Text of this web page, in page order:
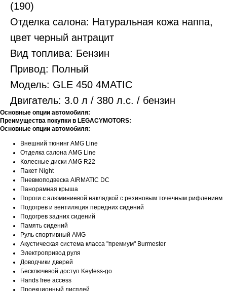
(190)
Отделка салона: Натуральная кожа наппа,
цвет черный антрацит
Вид топлива: Бензин
Привод: Полный
Модель: GLE 450 4MATIC
Двигатель: 3.0 л / 380 л.с. / бензин
Основные опции автомобиля:
Преимущества покупки в LEGACYMOTORS:
Основные опции автомобиля:
Внешний тюнинг AMG Line
Отделка салона AMG Line
Колесные диски AMG R22
Пакет Night
Пневмоподвеска AIRMATIC DC
Панорамная крыша
Пороги с алюминиевой накладкой с резиновым точечным рифлением
Подогрев и вентиляция передних сидений
Подогрев задних сидений
Память сидений
Руль спортивный AMG
Акустическая система класса "премиум" Burmester
Электропривод руля
Доводчики дверей
Бесключевой доступ Keyless-go
Hands free access